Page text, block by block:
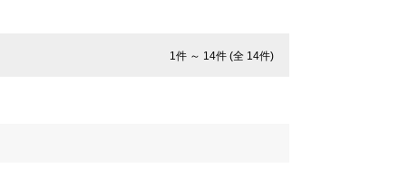
1件 ～ 14件 (全 14件)